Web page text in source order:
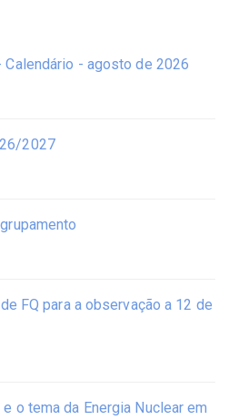
- agosto de 2026
2027
FQ para a observação a 12 de
o tema da Energia Nuclear em